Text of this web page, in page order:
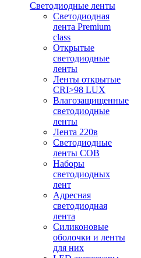
Светодиодные ленты
Светодиодная
лента Premium
class
Открытые
светодиодные
ленты
Ленты открытые
CRI>98 LUX
Влагозащищенные
светодиодные
ленты
Лента 220в
Светодиодные
ленты COB
Наборы
светодиодных
лент
Адресная
светодиодная
лента
Силиконовые
оболочки и ленты
для них